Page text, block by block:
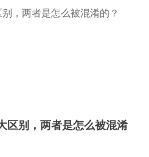
区别，两者是怎么被混淆